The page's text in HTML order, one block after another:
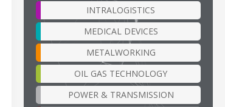
INTRALOGISTICS
MEDICAL DEVICES
METALWORKING
OIL GAS TECHNOLOGY
POWER & TRANSMISSION